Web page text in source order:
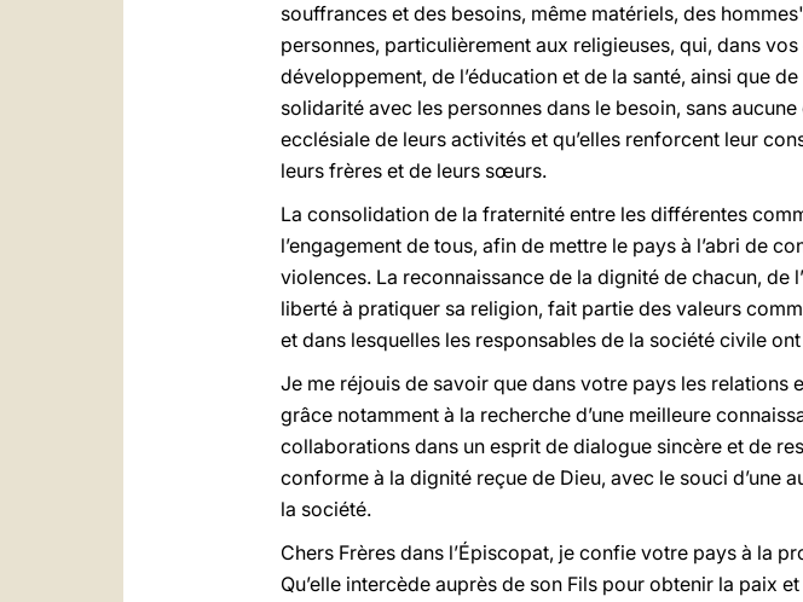
souffrances et des besoins, même matériels, des
personnes, particulièrement aux religieuses, qui, dans
développement, de l’éducation et de la santé, ainsi que
solidarité avec les personnes dans le besoin, sans
ecclésiale de leurs activités et qu’elles renforcent leur
leurs frères et de leurs sœurs.
La consolidation de la fraternité entre les différentes
l’engagement de tous, afin de mettre le pays à l’abri de
violences. La reconnaissance de la dignité de chacun, de
liberté à pratiquer sa religion, fait partie des valeurs
et dans lesquelles les responsables de la société civile
Je me réjouis de savoir que dans votre pays les relations
grâce notamment à la recherche d’une meilleure
collaborations dans un esprit de dialogue sincère et de
conforme à la dignité reçue de Dieu, avec le souci d’une
la société.
Chers Frères dans l’Épiscopat, je confie votre pays à la
Qu’elle intercède auprès de son Fils pour obtenir la paix